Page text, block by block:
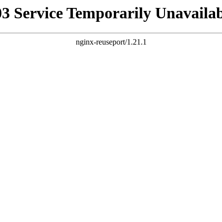
Service Temporarily
nginx-reuseport/1.21.1